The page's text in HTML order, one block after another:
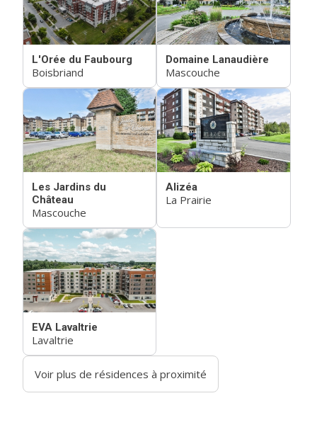
L'Orée du Faubourg
Boisbriand
Domaine Lanaudière
Mascouche
Les Jardins du
Château
Mascouche
Alizéa
La Prairie
EVA Lavaltrie
Lavaltrie
Voir plus de résidences à proximité